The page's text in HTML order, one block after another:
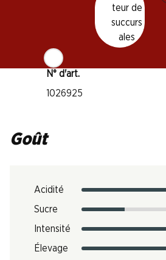
teur de
succurs
ales
Température de dégustation
Empreinte carbone
7.62 kg
N° d'art.
1026925
Goût
Acidité
Sucre
Intensité
Élevage